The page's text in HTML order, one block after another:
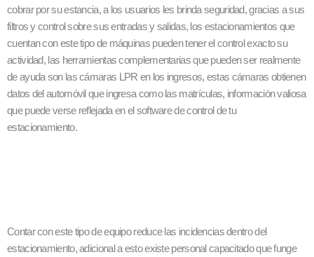
cobrar por su estancia, a los usuarios les brinda seguridad, gracias a sus
filtros y control sobre sus entradas y salidas, los estacionamientos que
cuentan con este tipo de máquinas pueden tener el control exacto su
actividad, las herramientas complementarias que pueden ser realmente
de ayuda son las cámaras LPR en los ingresos, estas cámaras obtienen
datos del automóvil que ingresa como las matrículas, información valiosa
que puede verse reflejada en el software de control de tu
estacionamiento.
Contar con este tipo de equipo reduce las incidencias dentro del
estacionamiento, adicional a esto existe personal capacitado que funge